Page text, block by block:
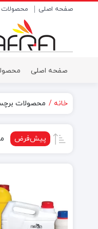
صفحه اصلی محصولات
صفحه اصلی
بتونه روغنی
خانه محصولات
پیش‌فرض